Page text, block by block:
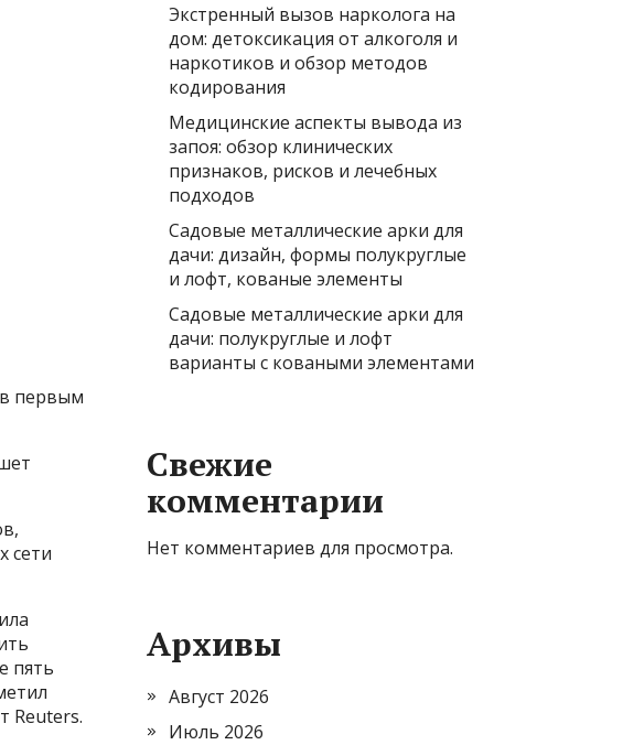
первым
сети
пять
Reuters.
Экстренный вызов нарколога на
дом: детоксикация от алкоголя и
наркотиков и обзор методов
кодирования
Медицинские аспекты вывода из
запоя: обзор клинических
признаков, рисков и лечебных
подходов
Садовые металлические арки для
дачи: дизайн, формы полукруглые
и лофт, кованые элементы
Садовые металлические арки для
дачи: полукруглые и лофт
варианты с коваными элементами
Свежие
комментарии
Нет комментариев для просмотра.
Архивы
Август 2026
Июль 2026